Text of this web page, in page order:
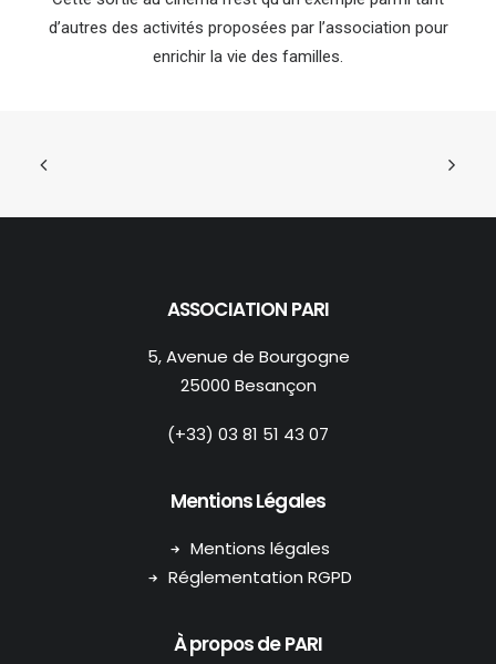
d’autres des activités proposées par l’association pour
enrichir la vie des familles.
ASSOCIATION PARI
5, Avenue de Bourgogne
25000 Besançon
(+33) 03 81 51 43 07
Mentions Légales
Mentions légales
Réglementation RGPD
À propos de PARI